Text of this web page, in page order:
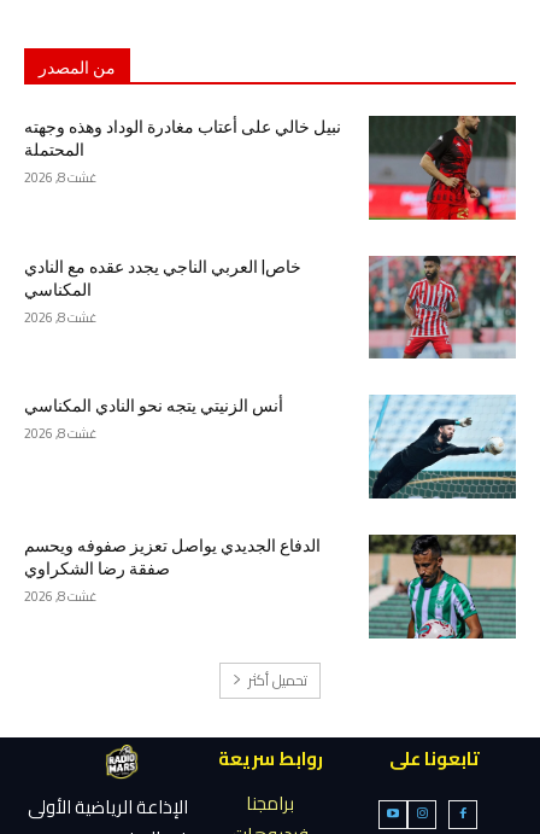
من المصدر
نبيل خالي على أعتاب مغادرة الوداد وهذه وجهته
المحتملة
غشت 8, 2026
خاص| العربي الناجي يجدد عقده مع النادي
المكناسي
غشت 8, 2026
أنس الزنيتي يتجه نحو النادي المكناسي
غشت 8, 2026
الدفاع الجديدي يواصل تعزيز صفوفه ويحسم
صفقة رضا الشكراوي
غشت 8, 2026
تحميل أكثر
تابعونا على
روابط سريعة
برامجنا
الإذاعة الرياضية الأولى